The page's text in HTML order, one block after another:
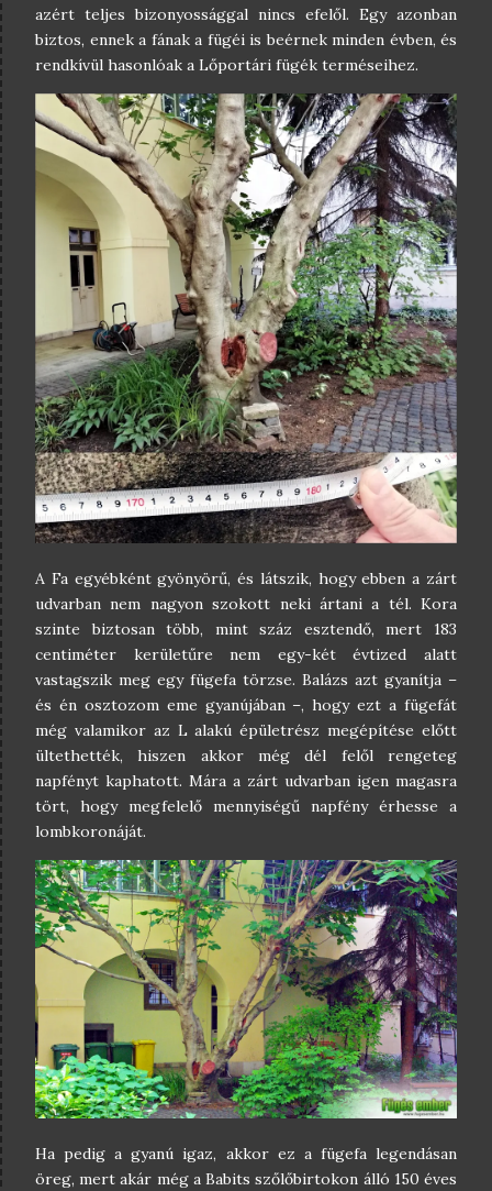
azért teljes bizonyossággal nincs efelől. Egy azonban
biztos, ennek a fának a fügéi is beérnek minden évben, és
rendkívül hasonlóak a Lőportári fügék terméseihez.
A Fa egyébként gyönyörű, és látszik, hogy ebben a zárt
udvarban nem nagyon szokott neki ártani a tél. Kora
szinte biztosan több, mint száz esztendő, mert 183
centiméter kerületűre nem egy-két évtized alatt
vastagszik meg egy fügefa törzse. Balázs azt gyanítja –
és én osztozom eme gyanújában –, hogy ezt a fügefát
még valamikor az L alakú épületrész megépítése előtt
ültethették, hiszen akkor még dél felől rengeteg
napfényt kaphatott. Mára a zárt udvarban igen magasra
tört, hogy megfelelő mennyiségű napfény érhesse a
lombkoronáját.
Ha pedig a gyanú igaz, akkor ez a fügefa legendásan
öreg, mert akár még a Babits szőlőbirtokon álló 150 éves